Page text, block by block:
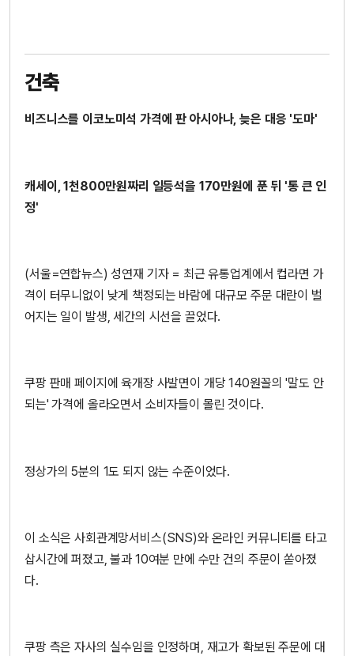
건축
비즈니스를 이코노미석 가격에 판 아시아나, 늦은 대응 '도마'
캐세이, 1천800만원짜리 일등석을 170만원에 푼 뒤 '통 큰 인
정'
(서울=연합뉴스) 성연재 기자 = 최근 유통업계에서 컵라면 가
격이 터무니없이 낮게 책정되는 바람에 대규모 주문 대란이 벌
어지는 일이 발생, 세간의 시선을 끌었다.
쿠팡 판매 페이지에 육개장 사발면이 개당 140원꼴의 '말도 안
되는' 가격에 올라오면서 소비자들이 몰린 것이다.
정상가의 5분의 1도 되지 않는 수준이었다.
이 소식은 사회관계망서비스(SNS)와 온라인 커뮤니티를 타고
삽시간에 퍼졌고, 불과 10여분 만에 수만 건의 주문이 쏟아졌
다.
쿠팡 측은 자사의 실수임을 인정하며, 재고가 확보된 주문에 대